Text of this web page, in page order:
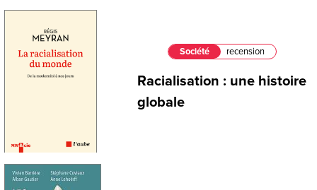
Société recension
Racialisation : une histoire
globale